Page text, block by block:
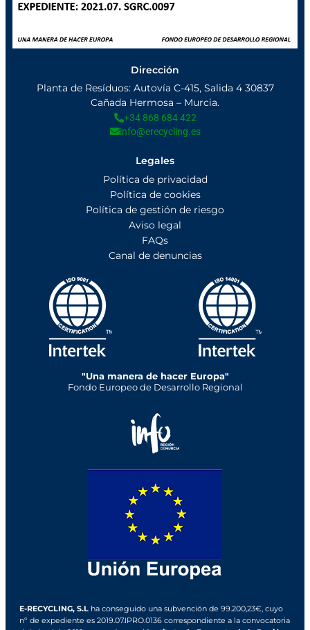
Dirección
Planta de Resíduos: Autovía C-415, Salida 4 30837
Cañada Hermosa – Murcia.
+34 868 684 422
info@erecycling.es
Legales
Política de privacidad
Política de cookies
Política de gestión de riesgo
Aviso legal
FAQs
Canal de denuncias
"Una manera de hacer Europa"
Fondo Europeo de Desarrollo Regional
E-RECYCLING, S.L ha conseguido una subvención de 99.200,23€, cuyo
nº de expediente es 2019.07.IPRO.0136 correspondiente a la convocatoria